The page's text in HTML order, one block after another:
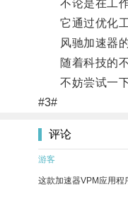
不论是在工作
它通过优化工
风驰加速器的
随着科技的不
不妨尝试一下
#3#
评论
游客
这款加速器VPM应用程